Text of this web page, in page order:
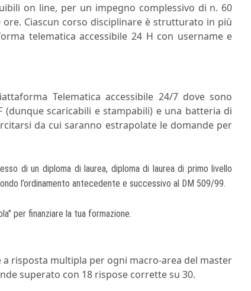
on line, per un impegno complessivo di n. 60
Ciascun corso disciplinare è strutturato in più
telematica accessibile 24 H con username e
Telematica accessibile 24/7 dove sono
scaricabili e stampabili) e una batteria di
da cui saranno estrapolate le domande per
di un diploma di laurea, diploma di laurea di primo livello
l’ordinamento antecedente e successivo al DM 509/99.
per finanziare la tua formazione.
risposta multipla per ogni macro-area del master
superato con 18 rispose corrette su 30.